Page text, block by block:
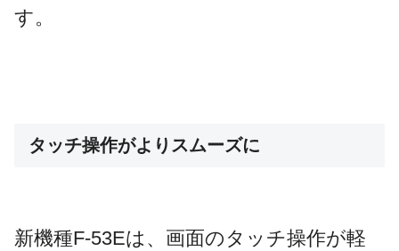
す。
タッチ操作がよりスムーズに
新機種F-53Eは、画面のタッチ操作が軽